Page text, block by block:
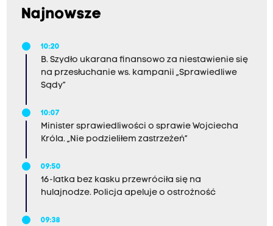
Najnowsze
10:20
B. Szydło ukarana finansowo za niestawienie się
na przesłuchanie ws. kampanii „Sprawiedliwe
Sądy”
10:07
Minister sprawiedliwości o sprawie Wojciecha
Króla. „Nie podzieliłem zastrzeżeń”
09:50
16-latka bez kasku przewróciła się na
hulajnodze. Policja apeluje o ostrożność
09:38